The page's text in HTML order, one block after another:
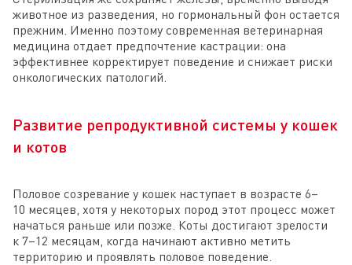
животное из разведения, но гормональный фон остается
прежним. Именно поэтому современная ветеринарная
медицина отдает предпочтение кастрации: она
эффективнее корректирует поведение и снижает риски
онкологических патологий.
Развитие репродуктивной системы у кошек
и котов
Половое созревание у кошек наступает в возрасте 6–
10 месяцев, хотя у некоторых пород этот процесс может
начаться раньше или позже. Коты достигают зрелости
к 7–12 месяцам, когда начинают активно метить
территорию и проявлять половое поведение.